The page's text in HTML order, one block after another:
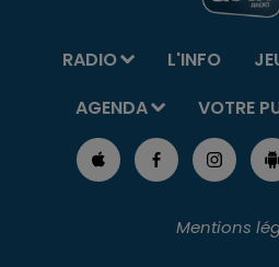
RADIO L'INFO
AGENDA
VOTRE
Mentions